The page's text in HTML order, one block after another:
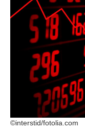
©interstid/fotolia.com